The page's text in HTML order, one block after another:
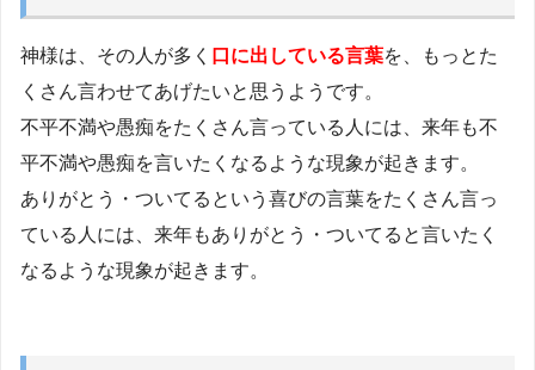
神様は、その人が多く 口に出している言葉を、もっとた
くさん言わせてあげたいと思うようです。
不平不満や愚痴をたくさん言っている人には、来年も不
平不満や愚痴を言いたくなるような現象が起きます。
ありがとう・ついてるという喜びの言葉をたくさん言っ
ている人には、来年もありがとう・ついてると言いたく
なるような現象が起きます。